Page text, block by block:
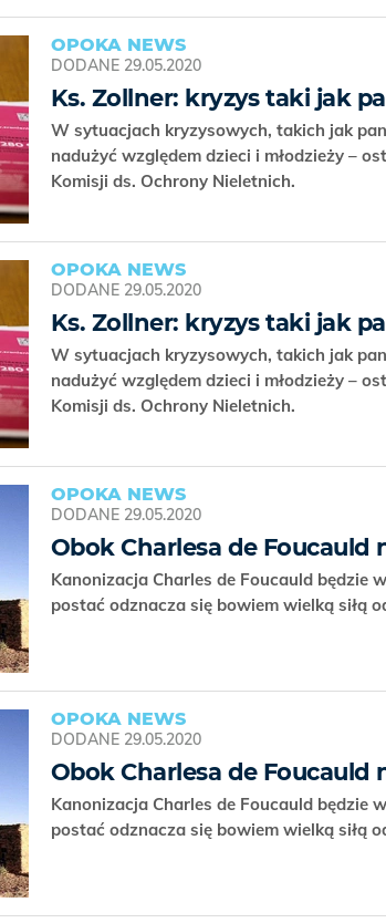
OPOKA NEWS
DODANE 29.05.2020
Ks. Zollner: kryzys taki jak
W sytuacjach kryzysowych, takich jak
nadużyć względem dzieci i młodzieży –
Komisji ds. Ochrony Nieletnich.
OPOKA NEWS
DODANE 29.05.2020
Ks. Zollner: kryzys taki jak
W sytuacjach kryzysowych, takich jak
nadużyć względem dzieci i młodzieży –
Komisji ds. Ochrony Nieletnich.
OPOKA NEWS
DODANE 29.05.2020
Obok Charlesa de Foucauld
Kanonizacja Charles de Foucauld będzie
postać odznacza się bowiem wielką siłą
OPOKA NEWS
DODANE 29.05.2020
Obok Charlesa de Foucauld
Kanonizacja Charles de Foucauld będzie
postać odznacza się bowiem wielką siłą